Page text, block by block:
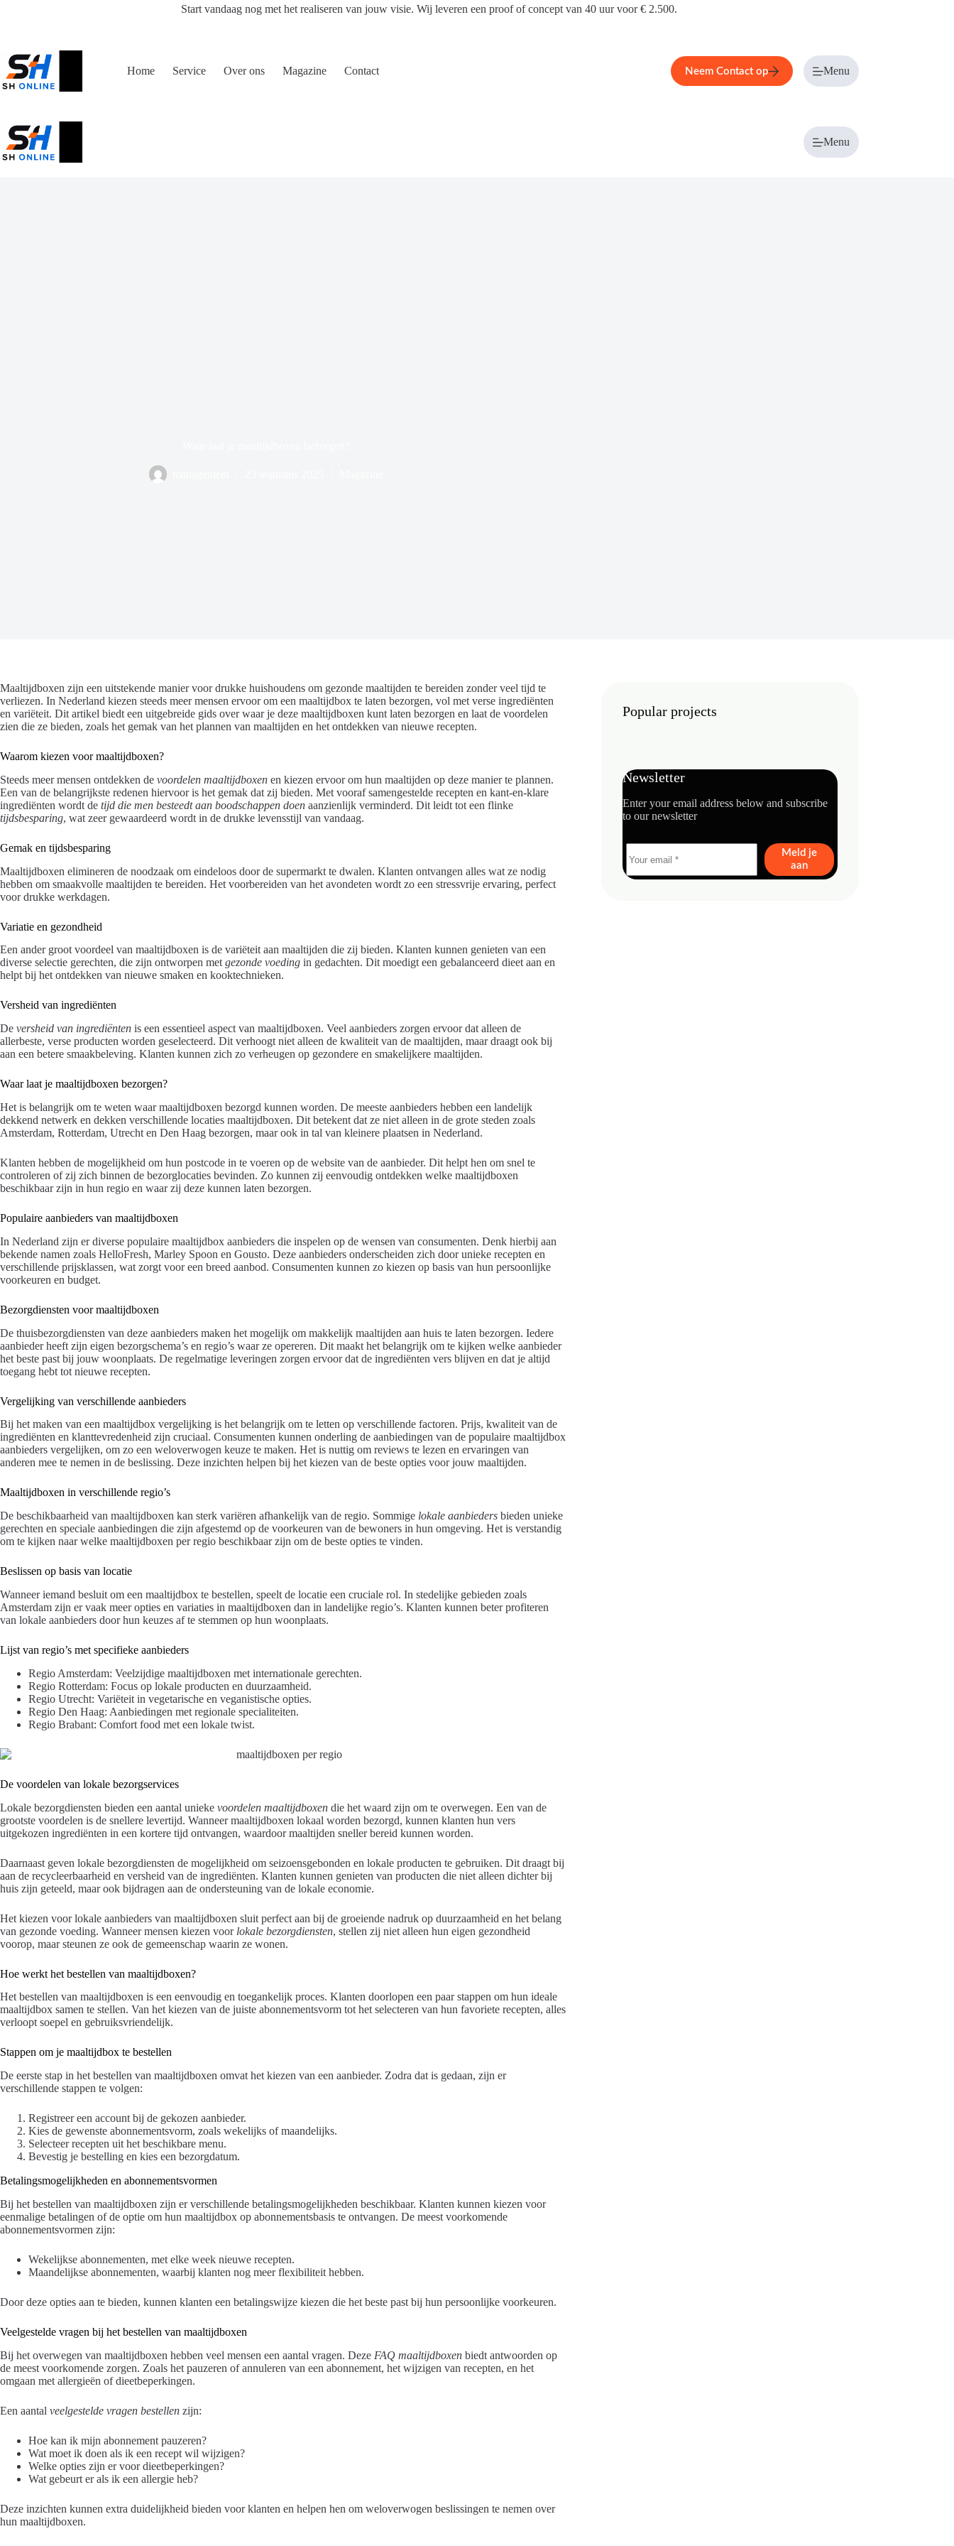
Start vandaag nog met het realiseren van jouw visie. Wij leveren een proof of concept van 40 uur voor € 2.500.
Home Service Over ons Magazine Contact Neem Contact op Menu
Menu
Maaltijdboxen zijn een uitstekende manier voor drukke huishoudens om gezonde maaltijden te bereiden zonder veel tijd te
verliezen. In Nederland kiezen steeds meer mensen ervoor om een maaltijdbox te laten bezorgen, vol met verse ingrediënten
en variëteit. Dit artikel biedt een uitgebreide gids over waar je deze maaltijdboxen kunt laten bezorgen en laat de voordelen
zien die ze bieden, zoals het gemak van het plannen van maaltijden en het ontdekken van nieuwe recepten.
Waarom kiezen voor maaltijdboxen?
Steeds meer mensen ontdekken de voordelen maaltijdboxen en kiezen ervoor om hun maaltijden op deze manier te plannen.
Een van de belangrijkste redenen hiervoor is het gemak dat zij bieden. Met vooraf samengestelde recepten en kant-en-klare
ingrediënten wordt de tijd die men besteedt aan boodschappen doen aanzienlijk verminderd. Dit leidt tot een flinke
tijdsbesparing, wat zeer gewaardeerd wordt in de drukke levensstijl van vandaag.
Gemak en tijdsbesparing
Maaltijdboxen elimineren de noodzaak om eindeloos door de supermarkt te dwalen. Klanten ontvangen alles wat ze nodig
hebben om smaakvolle maaltijden te bereiden. Het voorbereiden van het avondeten wordt zo een stressvrije ervaring, perfect
voor drukke werkdagen.
Variatie en gezondheid
Een ander groot voordeel van maaltijdboxen is de variëteit aan maaltijden die zij bieden. Klanten kunnen genieten van een
diverse selectie gerechten, die zijn ontworpen met gezonde voeding in gedachten. Dit moedigt een gebalanceerd dieet aan en
helpt bij het ontdekken van nieuwe smaken en kooktechnieken.
Versheid van ingrediënten
De versheid van ingrediënten is een essentieel aspect van maaltijdboxen. Veel aanbieders zorgen ervoor dat alleen de
allerbeste, verse producten worden geselecteerd. Dit verhoogt niet alleen de kwaliteit van de maaltijden, maar draagt ook bij
aan een betere smaakbeleving. Klanten kunnen zich zo verheugen op gezondere en smakelijkere maaltijden.
Waar laat je maaltijdboxen bezorgen?
Het is belangrijk om te weten waar maaltijdboxen bezorgd kunnen worden. De meeste aanbieders hebben een landelijk
dekkend netwerk en dekken verschillende locaties maaltijdboxen. Dit betekent dat ze niet alleen in de grote steden zoals
Amsterdam, Rotterdam, Utrecht en Den Haag bezorgen, maar ook in tal van kleinere plaatsen in Nederland.
Klanten hebben de mogelijkheid om hun postcode in te voeren op de website van de aanbieder. Dit helpt hen om snel te
controleren of zij zich binnen de bezorglocaties bevinden. Zo kunnen zij eenvoudig ontdekken welke maaltijdboxen
beschikbaar zijn in hun regio en waar zij deze kunnen laten bezorgen.
Populaire aanbieders van maaltijdboxen
In Nederland zijn er diverse populaire maaltijdbox aanbieders die inspelen op de wensen van consumenten. Denk hierbij aan
bekende namen zoals HelloFresh, Marley Spoon en Gousto. Deze aanbieders onderscheiden zich door unieke recepten en
verschillende prijsklassen, wat zorgt voor een breed aanbod. Consumenten kunnen zo kiezen op basis van hun persoonlijke
voorkeuren en budget.
Bezorgdiensten voor maaltijdboxen
De thuisbezorgdiensten van deze aanbieders maken het mogelijk om makkelijk maaltijden aan huis te laten bezorgen. Iedere
aanbieder heeft zijn eigen bezorgschema’s en regio’s waar ze opereren. Dit maakt het belangrijk om te kijken welke aanbieder
het beste past bij jouw woonplaats. De regelmatige leveringen zorgen ervoor dat de ingrediënten vers blijven en dat je altijd
toegang hebt tot nieuwe recepten.
Vergelijking van verschillende aanbieders
Bij het maken van een maaltijdbox vergelijking is het belangrijk om te letten op verschillende factoren. Prijs, kwaliteit van de
ingrediënten en klanttevredenheid zijn cruciaal. Consumenten kunnen onderling de aanbiedingen van de populaire maaltijdbox
aanbieders vergelijken, om zo een weloverwogen keuze te maken. Het is nuttig om reviews te lezen en ervaringen van
anderen mee te nemen in de beslissing. Deze inzichten helpen bij het kiezen van de beste opties voor jouw maaltijden.
Maaltijdboxen in verschillende regio’s
De beschikbaarheid van maaltijdboxen kan sterk variëren afhankelijk van de regio. Sommige lokale aanbieders bieden unieke
gerechten en speciale aanbiedingen die zijn afgestemd op de voorkeuren van de bewoners in hun omgeving. Het is verstandig
om te kijken naar welke maaltijdboxen per regio beschikbaar zijn om de beste opties te vinden.
Beslissen op basis van locatie
Wanneer iemand besluit om een maaltijdbox te bestellen, speelt de locatie een cruciale rol. In stedelijke gebieden zoals
Amsterdam zijn er vaak meer opties en variaties in maaltijdboxen dan in landelijke regio’s. Klanten kunnen beter profiteren
van lokale aanbieders door hun keuzes af te stemmen op hun woonplaats.
Lijst van regio’s met specifieke aanbieders
Regio Amsterdam: Veelzijdige maaltijdboxen met internationale gerechten.
Regio Rotterdam: Focus op lokale producten en duurzaamheid.
Regio Utrecht: Variëteit in vegetarische en veganistische opties.
Regio Den Haag: Aanbiedingen met regionale specialiteiten.
Regio Brabant: Comfort food met een lokale twist.
De voordelen van lokale bezorgservices
Lokale bezorgdiensten bieden een aantal unieke voordelen maaltijdboxen die het waard zijn om te overwegen. Een van de
grootste voordelen is de snellere levertijd. Wanneer maaltijdboxen lokaal worden bezorgd, kunnen klanten hun vers
uitgekozen ingrediënten in een kortere tijd ontvangen, waardoor maaltijden sneller bereid kunnen worden.
Daarnaast geven lokale bezorgdiensten de mogelijkheid om seizoensgebonden en lokale producten te gebruiken. Dit draagt bij
aan de recycleerbaarheid en versheid van de ingrediënten. Klanten kunnen genieten van producten die niet alleen dichter bij
huis zijn geteeld, maar ook bijdragen aan de ondersteuning van de lokale economie.
Het kiezen voor lokale aanbieders van maaltijdboxen sluit perfect aan bij de groeiende nadruk op duurzaamheid en het belang
van gezonde voeding. Wanneer mensen kiezen voor lokale bezorgdiensten, stellen zij niet alleen hun eigen gezondheid
voorop, maar steunen ze ook de gemeenschap waarin ze wonen.
Hoe werkt het bestellen van maaltijdboxen?
Het bestellen van maaltijdboxen is een eenvoudig en toegankelijk proces. Klanten doorlopen een paar stappen om hun ideale
maaltijdbox samen te stellen. Van het kiezen van de juiste abonnementsvorm tot het selecteren van hun favoriete recepten, alles
verloopt soepel en gebruiksvriendelijk.
Stappen om je maaltijdbox te bestellen
De eerste stap in het bestellen van maaltijdboxen omvat het kiezen van een aanbieder. Zodra dat is gedaan, zijn er
verschillende stappen te volgen:
Registreer een account bij de gekozen aanbieder.
Kies de gewenste abonnementsvorm, zoals wekelijks of maandelijks.
Selecteer recepten uit het beschikbare menu.
Bevestig je bestelling en kies een bezorgdatum.
Betalingsmogelijkheden en abonnementsvormen
Bij het bestellen van maaltijdboxen zijn er verschillende betalingsmogelijkheden beschikbaar. Klanten kunnen kiezen voor
eenmalige betalingen of de optie om hun maaltijdbox op abonnementsbasis te ontvangen. De meest voorkomende
abonnementsvormen zijn:
Wekelijkse abonnementen, met elke week nieuwe recepten.
Maandelijkse abonnementen, waarbij klanten nog meer flexibiliteit hebben.
Door deze opties aan te bieden, kunnen klanten een betalingswijze kiezen die het beste past bij hun persoonlijke voorkeuren.
Veelgestelde vragen bij het bestellen van maaltijdboxen
Bij het overwegen van maaltijdboxen hebben veel mensen een aantal vragen. Deze FAQ maaltijdboxen biedt antwoorden op
de meest voorkomende zorgen. Zoals het pauzeren of annuleren van een abonnement, het wijzigen van recepten, en het
omgaan met allergieën of dieetbeperkingen.
Een aantal veelgestelde vragen bestellen zijn:
Hoe kan ik mijn abonnement pauzeren?
Wat moet ik doen als ik een recept wil wijzigen?
Welke opties zijn er voor dieetbeperkingen?
Wat gebeurt er als ik een allergie heb?
Deze inzichten kunnen extra duidelijkheid bieden voor klanten en helpen hen om weloverwogen beslissingen te nemen over
hun maaltijdboxen.
Popular projects
Newsletter
Enter your email address below and subscribe
to our newsletter
Meld je
aan